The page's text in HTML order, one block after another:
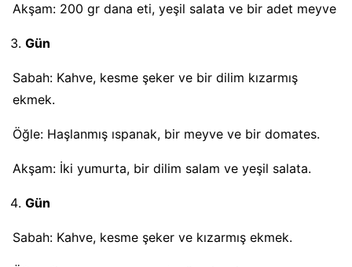
Akşam: 200 gr dana eti, yeşil salata ve bir adet meyve
Gün
Sabah: Kahve, kesme şeker ve bir dilim kızarmış
ekmek.
Öğle: Haşlanmış ıspanak, bir meyve ve bir domates.
Akşam: İki yumurta, bir dilim salam ve yeşil salata.
Gün
Sabah: Kahve, kesme şeker ve kızarmış ekmek.